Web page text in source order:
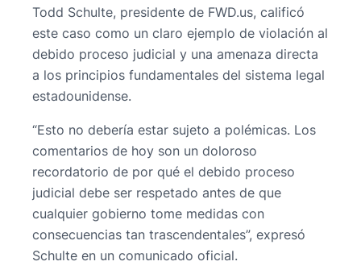
Todd Schulte, presidente de FWD.us, calificó
este caso como un claro ejemplo de violación al
debido proceso judicial y una amenaza directa
a los principios fundamentales del sistema legal
estadounidense.
“Esto no debería estar sujeto a polémicas. Los
comentarios de hoy son un doloroso
recordatorio de por qué el debido proceso
judicial debe ser respetado antes de que
cualquier gobierno tome medidas con
consecuencias tan trascendentales”, expresó
Schulte en un comunicado oficial.